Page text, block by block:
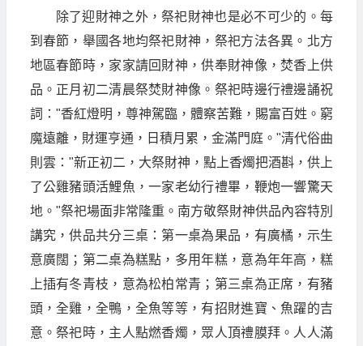
除了迎財神之外，祭祀財神也是必不可少的。每
到春節，舉國各地均祭祀財神，祭祀方法各異。北方
地區春節時，家家請回財神，供奉財神像，焚香上供
品。正月初二清晨祭焚財神像。祭祀時邊行禮邊誦祝
詞："香紅燈明，尊神駕臨，體察苦難，賜富百姓。窮
魔遠離，財運亨通，日積月累，金滿門庭。"清代俗曲
則雲："新正初二，大祭財神，點上香燭把酒斟，供上
了公雞豬頭活鯉魚，一家老幼行禮畢，鞭炮一響驚天
地。"祭祀場面非常隆重。南方敬祭財神供品內容特別
講究，供品共分三桌：第一桌為果品，有廣橘，示生
意廣闊；第二桌為糕點，多用年糕，意為年年高，糕
上插有冬青枝，意為松柏常青；第三桌為正席，有豬
頭，全雞，全鴨，全魚等等，有招財進寶、魚躍的吉
意。祭祀時，主人點燃香燭，眾人頂禮膜拜。人人滿